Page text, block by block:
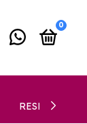
0
RESEÑAS